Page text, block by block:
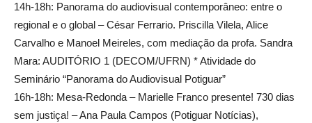
14h-18h: Panorama do audiovisual contemporâneo: entre o
regional e o global – César Ferrario. Priscilla Vilela, Alice
Carvalho e Manoel Meireles, com mediação da profa. Sandra
Mara: AUDITÓRIO 1 (DECOM/UFRN) * Atividade do
Seminário “Panorama do Audiovisual Potiguar”
16h-18h: Mesa-Redonda – Marielle Franco presente! 730 dias
sem justiça! – Ana Paula Campos (Potiguar Notícias),